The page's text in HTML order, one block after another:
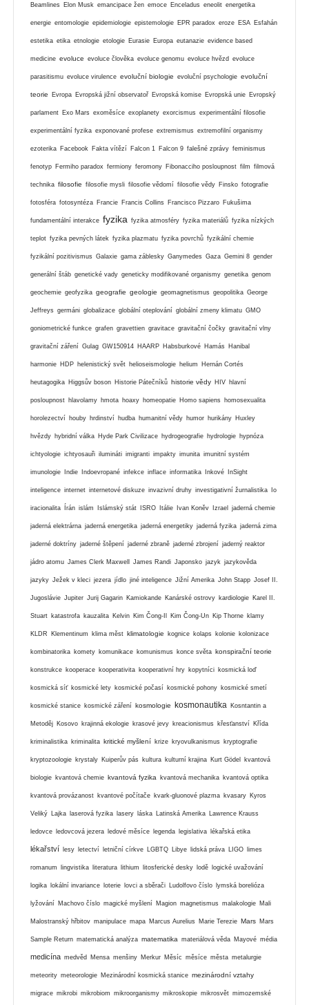
Beamlines Elon Musk emancipace žen emoce Enceladus eneolit energetika
energie entomologie epidemiologie epistemologie EPR paradox eroze ESA Esfahán
estetika etika etnologie etologie Eurasie Europa eutanazie evidence based
medicine evoluce evoluce člověka evoluce genomu evoluce hvězd evoluce
parasitismu evoluce virulence evoluční biologie evoluční psychologie evoluční
teorie Evropa Evropská jižní observatoř Evropská komise Evropská unie Evropský
parlament Exo Mars exoměsíce exoplanety exorcismus experimentální filosofie
experimentální fyzika exponované profese extremismus extremofilní organismy
ezoterika Facebook Fakta vítězí Falcon 1 Falcon 9 falešné zprávy feminismus
fenotyp Fermiho paradox fermiony feromony Fibonacciho posloupnost film filmová
technika filosofie filosofie mysli filosofie vědomí filosofie vědy Finsko fotografie
fotosféra fotosyntéza Francie Francis Collins Francisco Pizzaro Fukušima
fundamentální interakce fyzika fyzika atmosféry fyzika materiálů fyzika nízkých
teplot fyzika pevných látek fyzika plazmatu fyzika povrchů fyzikální chemie
fyzikální pozitivismus Galaxie gama záblesky Ganymedes Gaza Gemini 8 gender
generální štáb genetické vady geneticky modifikované organismy genetika genom
geochemie geofyzika geografie geologie geomagnetismus geopolitika George
Jeffreys germáni globalizace globální oteplování globální zmeny klimatu GMO
goniometrické funkce grafen gravettien gravitace gravitační čočky gravitační vlny
gravitační záření Gulag GW150914 HAARP Habsburkové Hamás Hanibal
harmonie HDP helenistický svět helioseismologie helium Hernán Cortés
heutagogika Higgsův boson Historie Pátečníků historie vědy HIV hlavní
posloupnost hlavolamy hmota hoaxy homeopatie Homo sapiens homosexualita
horolezectví houby hrdinství hudba humanitní vědy humor hurikány Huxley
hvězdy hybridní válka Hyde Park Civilizace hydrogeografie hydrologie hypnóza
ichtyologie ichtyosauři ilumináti imigranti impakty imunita imunitní systém
imunologie Indie Indoevropané infekce inflace informatika Inkové InSight
inteligence internet internetové diskuze invazivní druhy investigativní žurnalistika Io
iracionalita Írán islám Islámský stát ISRO Itálie Ivan Koněv Izrael jaderná chemie
jaderná elektrárna jaderná energetika jaderná energetiky jaderná fyzika jaderná zima
jaderné doktríny jaderné štěpení jaderné zbraně jaderné zbrojení jaderný reaktor
jádro atomu James Clerk Maxwell James Randi Japonsko jazyk jazykověda
jazyky Ježek v kleci jezera jídlo jiné inteligence Jižní Amerika John Stapp Josef II.
Jugoslávie Jupiter Jurij Gagarin Kamiokande Kanárské ostrovy kardiologie Karel II.
Stuart katastrofa kauzalita Kelvin Kim Čong-Il Kim Čong-Un Kip Thorne klamy
KLDR Klementinum klima měst klimatologie kognice kolaps kolonie kolonizace
kombinatorika komety komunikace komunismus konce světa konspirační teorie
konstrukce kooperace kooperativita kooperativní hry kopytníci kosmická loď
kosmická síť kosmické lety kosmické počasí kosmické pohony kosmické smetí
kosmické stanice kosmické záření kosmologie kosmonautika Kosntantin a
Metoděj Kosovo krajinná ekologie krasové jevy kreacionismus křesťanství Křída
kriminalistika kriminalita kritické myšlení krize kryovulkanismus kryptografie
kryptozoologie krystaly Kuiperův pás kultura kulturní krajina Kurt Gödel kvantová
biologie kvantová chemie kvantová fyzika kvantová mechanika kvantová optika
kvantová provázanost kvantové počítače kvark-gluonové plazma kvasary Kyros
Veliký Lajka laserová fyzika lasery láska Latinská Amerika Lawrence Krauss
ledovce ledovcová jezera ledové měsíce legenda legislativa lékařská etika
lékařství lesy letectví letniční církve LGBTQ Libye lidská práva LIGO limes
romanum lingvistika literatura lithium litosferické desky lodě logické uvažování
logika lokální invariance loterie lovci a sběrači Ludolfovo číslo lymská borelióza
lyžování Machovo číslo magické myšlení Magion magnetismus malakologie Mali
Malostranský hřbitov manipulace mapa Marcus Aurelius Marie Terezie Mars Mars
Sample Return matematická analýza matematika materiálová věda Mayové média
medicína medvěd Mensa menšiny Merkur Měsíc měsíce města metalurgie
meteority meteorologie Mezinárodní kosmická stanice mezinárodní vztahy
migrace mikrobi mikrobiom mikroorganismy mikroskopie mikrosvět mimozemské